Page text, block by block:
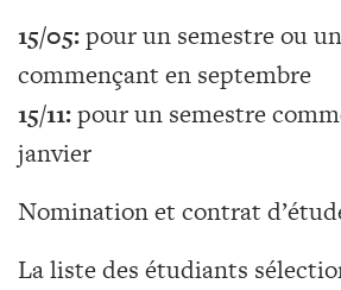
15/05:pour un semestre ou
commençant en septembre
15/11:pour un semestre
janvier
Nomination et contrat
La liste des étudiants